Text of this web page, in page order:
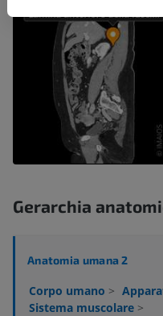
Gerarchia
Anatomia umana 2
Corpo umano >
Sistema muscolare >